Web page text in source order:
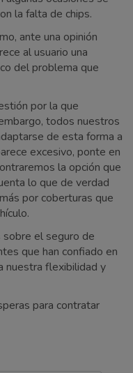
la falta de chips.
ante una opinión
al usuario una
del problema que
por la que
todos nuestros
de esta forma a
excesivo, ponte en
la opción que
lo que de verdad
por coberturas que
sobre el seguro de
que han confiado en
nuestra flexibilidad y
para contratar